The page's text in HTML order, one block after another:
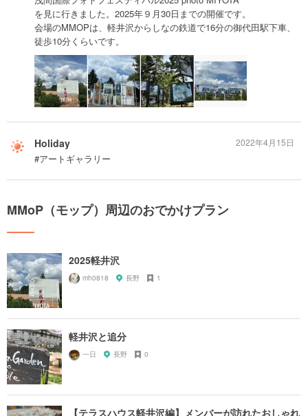
を見に行きました。2025年９月30日までの開催です。
会場のMMOPは、軽井沢からしなの鉄道で16分の御代田駅下車、
徒歩10分くらいです。
Holiday
#アートギャラリー
2022年4月15日
MMoP（モップ）周辺のおでかけプラン
2025軽井沢
mh0818 長野 1
軽井沢と追分
一日 長野 0
【テラスハウス軽井沢編】メンバーが訪れたおしゃれ